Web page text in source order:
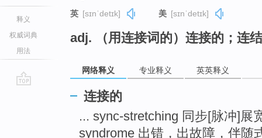
释义
权威词典
用法
英 [sɪnˈdetɪk] 美 [sɪnˈdetɪk]
adj. （用连接词的）连接的；连
网络释义 专业释义 英英释义
连接的
... sync-stretching 同步[脉冲]展
syndrome 出错，出故障，伴随